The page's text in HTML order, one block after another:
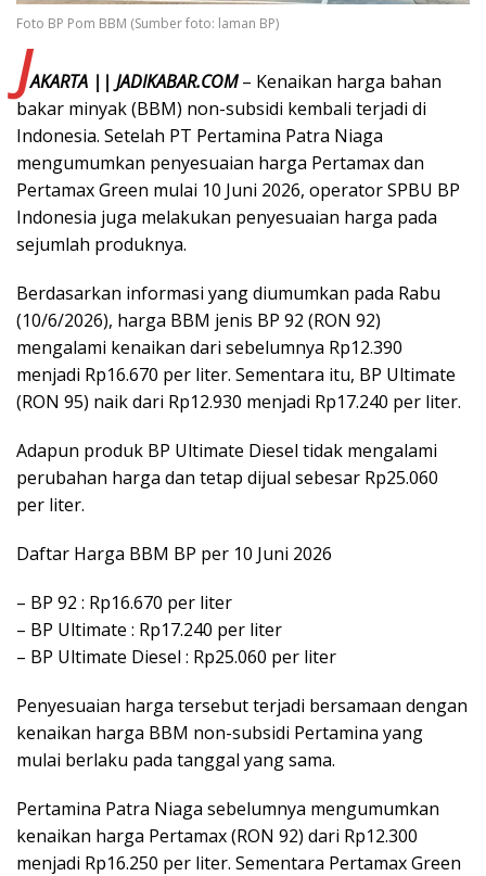
Foto BP Pom BBM (Sumber foto: laman BP)
JAKARTA || JADIKABAR.COM – Kenaikan harga bahan
bakar minyak (BBM) non-subsidi kembali terjadi di
Indonesia. Setelah PT Pertamina Patra Niaga
mengumumkan penyesuaian harga Pertamax dan
Pertamax Green mulai 10 Juni 2026, operator SPBU BP
Indonesia juga melakukan penyesuaian harga pada
sejumlah produknya.
Berdasarkan informasi yang diumumkan pada Rabu
(10/6/2026), harga BBM jenis BP 92 (RON 92)
mengalami kenaikan dari sebelumnya Rp12.390
menjadi Rp16.670 per liter. Sementara itu, BP Ultimate
(RON 95) naik dari Rp12.930 menjadi Rp17.240 per liter.
Adapun produk BP Ultimate Diesel tidak mengalami
perubahan harga dan tetap dijual sebesar Rp25.060
per liter.
Daftar Harga BBM BP per 10 Juni 2026
– BP 92 : Rp16.670 per liter
– BP Ultimate : Rp17.240 per liter
– BP Ultimate Diesel : Rp25.060 per liter
Penyesuaian harga tersebut terjadi bersamaan dengan
kenaikan harga BBM non-subsidi Pertamina yang
mulai berlaku pada tanggal yang sama.
Pertamina Patra Niaga sebelumnya mengumumkan
kenaikan harga Pertamax (RON 92) dari Rp12.300
menjadi Rp16.250 per liter. Sementara Pertamax Green